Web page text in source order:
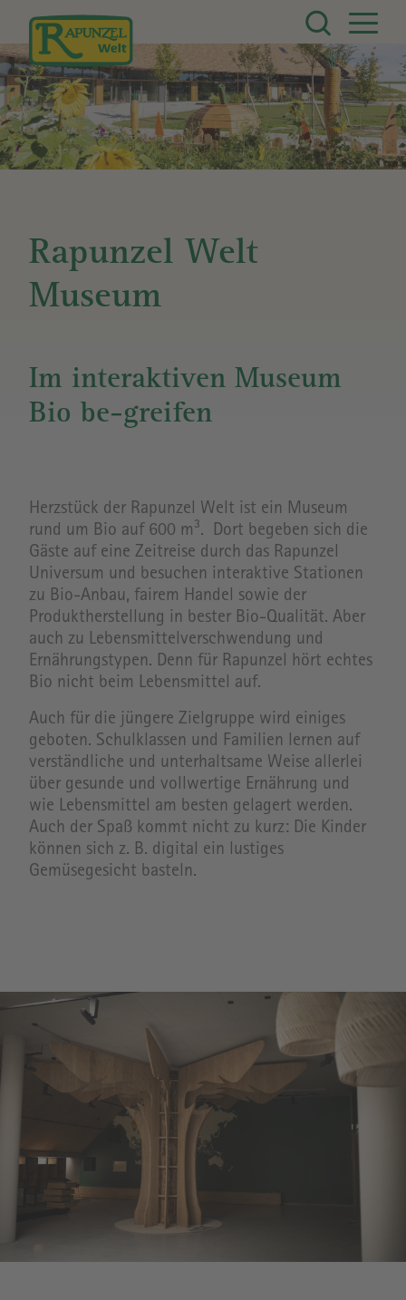
Direkt zum Inhalt
Rapunzel Welt
Museum
Im interaktiven Museum
Bio be-greifen
Herzstück der Rapunzel Welt ist ein Museum
rund um Bio auf 600 m³. Dort begeben sich die
Gäste auf eine Zeitreise durch das Rapunzel
Universum und besuchen interaktive Stationen
zu Bio-Anbau, fairem Handel sowie der
Produktherstellung in bester Bio-Qualität. Aber
auch zu Lebensmittelverschwendung und
Ernährungstypen. Denn für Rapunzel hört echtes
Bio nicht beim Lebensmittel auf.
Auch für die jüngere Zielgruppe wird einiges
geboten. Schulklassen und Familien lernen auf
verständliche und unterhaltsame Weise allerlei
über gesunde und vollwertige Ernährung und
wie Lebensmittel am besten gelagert werden.
Auch der Spaß kommt nicht zu kurz: Die Kinder
können sich z. B. digital ein lustiges
Gemüsegesicht basteln.
Image